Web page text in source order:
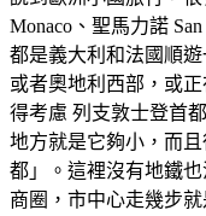
觀
景
台
Monaco、聖馬力諾
都是義大利和法國順
或者奧地利西部，或
得考慮 列支敦士登首
地方就是它夠小，而
都」。這裡沒有地鐵
商圈，市中心走幾步